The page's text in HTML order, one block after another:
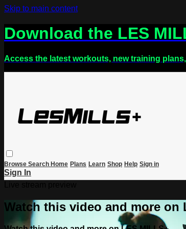
Skip to main content
Download the LES
Access the latest workouts, new training
Browse Search Home Plans Learn Shop Help Sign in
Sign In
Watch this video and more on